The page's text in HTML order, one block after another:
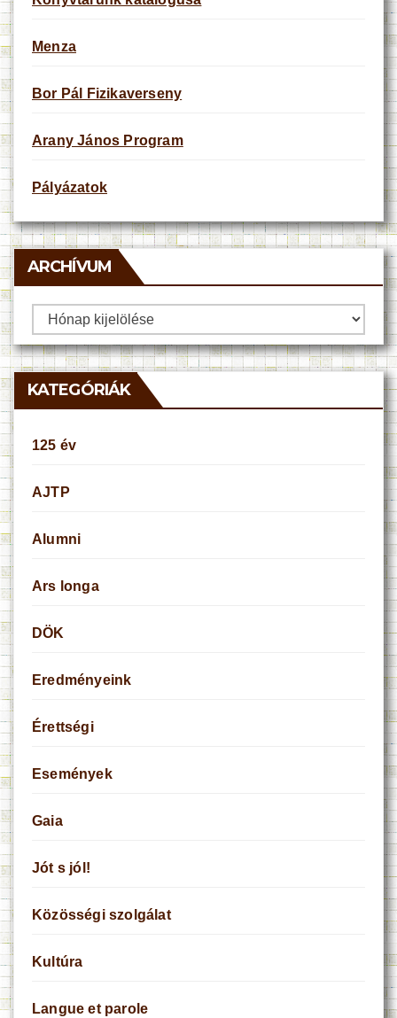
Menza
Bor Pál Fizikaverseny
Arany János Program
Pályázatok
ARCHÍVUM
Archívum
KATEGÓRIÁK
125 év
AJTP
Alumni
Ars longa
DÖK
Eredményeink
Érettségi
Események
Gaia
Jót s jól!
Közösségi szolgálat
Kultúra
Langue et parole